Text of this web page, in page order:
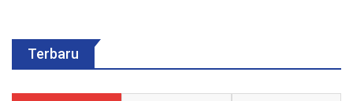
Terbaru